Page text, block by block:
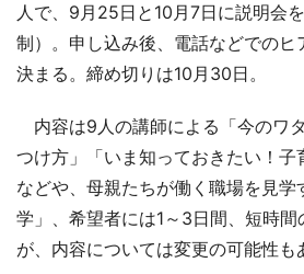
人で、9月25日と10月7日に説明会
制）。申し込み後、電話などでのヒ
決まる。締め切りは10月30日。
内容は9人の講師による「今のワ
つけ方」「いま知っておきたい！子
などや、母親たちが働く職場を見学
学」、希望者には1～3日間、短時
が、内容については変更の可能性も